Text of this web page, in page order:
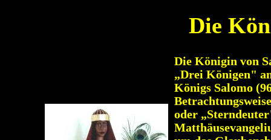
Die
Die Königin von
„Drei Königen"
Königs Salomo
oder